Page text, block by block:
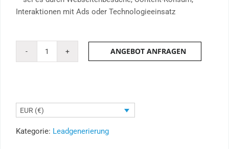
Interaktionen mit Ads oder Technologieeinsatz
Double
Zweifache
Relevanz.
Doppelte
ANGEBOT ANFRAGEN
EUR (€)
Kategorie: Leadgenerierung